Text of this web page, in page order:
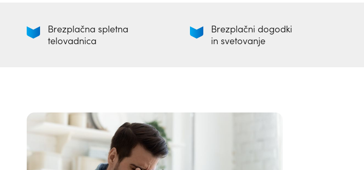
Brezplačna spletna
telovadnica
Brezplačni dogodki
in svetovanje